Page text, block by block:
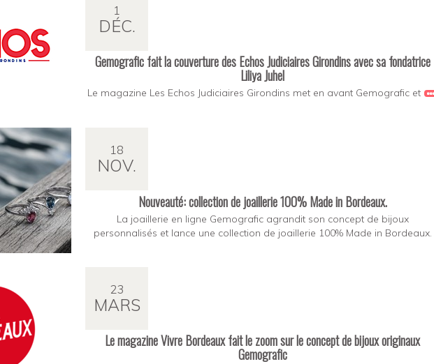
1
DÉC.
Gemografic fait la couverture des Echos Judiciaires Girondins avec sa fondatrice
Liliya Juhel
Le magazine Les Echos Judiciaires Girondins met en avant Gemografic et
18
NOV.
Nouveauté: collection de joaillerie 100% Made in Bordeaux.
La joaillerie en ligne Gemografic agrandit son concept de bijoux
personnalisés et lance une collection de joaillerie 100% Made in Bordeaux.
23
MARS
Le magazine Vivre Bordeaux fait le zoom sur le concept de bijoux originaux
Gemografic